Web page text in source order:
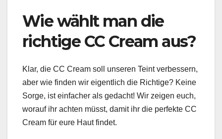
Wie wählt man die
richtige CC Cream aus?
Klar, die CC Cream soll unseren Teint verbessern,
aber wie finden wir eigentlich die Richtige? Keine
Sorge, ist einfacher als gedacht! Wir zeigen euch,
worauf ihr achten müsst, damit ihr die perfekte CC
Cream für eure Haut findet.